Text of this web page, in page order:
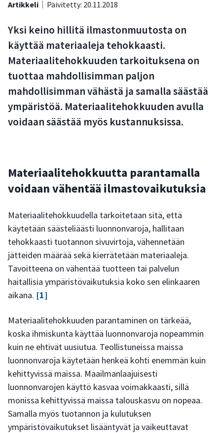
Artikkeli Päivitetty: 20.11.2018
Yksi keino hillitä ilmastonmuutosta on
käyttää materiaaleja tehokkaasti.
Materiaalitehokkuuden tarkoituksena on
tuottaa mahdollisimman paljon
mahdollisimman vähästä ja samalla säästää
ympäristöä. Materiaalitehokkuuden avulla
voidaan säästää myös kustannuksissa.
Materiaalitehokkuutta parantamalla
voidaan vähentää ilmastovaikutuksia
Materiaalitehokkuudella tarkoitetaan sitä, että
käytetään säästeliäästi luonnonvaroja, hallitaan
tehokkaasti tuotannon sivuvirtoja, vähennetään
jätteiden määrää sekä kierrätetään materiaaleja.
Tavoitteena on vähentää tuotteen tai palvelun
haitallisia ympäristövaikutuksia koko sen elinkaaren
aikana. [1]
Materiaalitehokkuuden parantaminen on tärkeää,
koska ihmiskunta käyttää luonnonvaroja nopeammin
kuin ne ehtivät uusiutua. Teollistuneissa maissa
luonnonvaroja käytetään henkeä kohti enemmän kuin
kehittyvissä maissa. Maailmanlaajuisesti
luonnonvarojen käyttö kasvaa voimakkaasti, sillä
monissa kehittyvissä maissa talouskasvu on nopeaa.
Samalla myös tuotannon ja kulutuksen
ympäristövaikutukset lisääntyvät ja vaikeuttavat